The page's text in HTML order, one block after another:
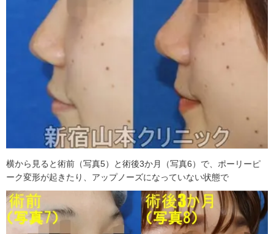
横から見ると術前（写真5）と術後3か月（写真6）で、ポーリーピ
ーク変形が起きたり、アップノーズになっていない状態で